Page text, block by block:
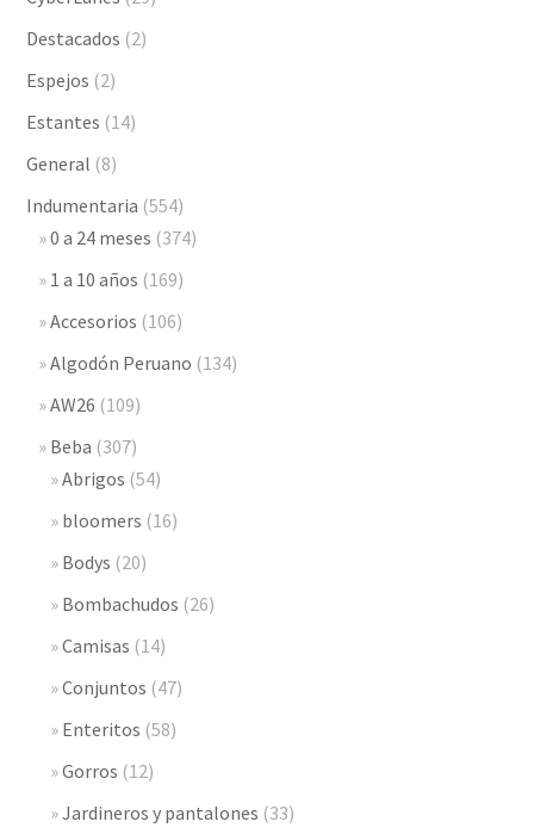
Destacados (2)
Espejos (2)
Estantes (14)
General (8)
Indumentaria (554)
0 a 24 meses (374)
1 a 10 años (169)
Accesorios (106)
Algodón Peruano (134)
AW26 (109)
Beba (307)
Abrigos (54)
bloomers (16)
Bodys (20)
Bombachudos (26)
Camisas (14)
Conjuntos (47)
Enteritos (58)
Gorros (12)
Jardineros y pantalones (33)